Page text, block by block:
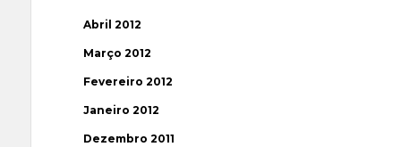
Abril 2012
Março 2012
Fevereiro 2012
Janeiro 2012
Dezembro 2011